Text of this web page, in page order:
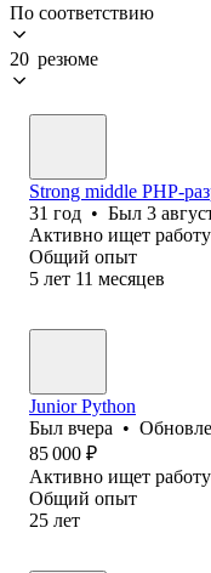
По соответствию
20 резюме
Strong middle PHP-
31 год • Был 3
Активно ищет работу
Общий опыт
5 лет 11 месяцев
Junior Python
Был вчера •
85 000 ₽
Активно ищет работу
Общий опыт
25 лет